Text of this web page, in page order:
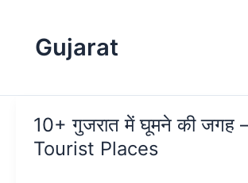
Gujarat
10+ गुजरात में घूमने की जगह
Tourist Places